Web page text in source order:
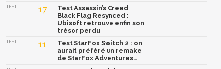
TEST 17
Test Assassin’s Creed
Black Flag Resynced :
Ubisoft retrouve enfin son
trésor perdu
TEST 11
Test StarFox Switch 2 : on
aurait préféré un remake
de StarFox Adventures…